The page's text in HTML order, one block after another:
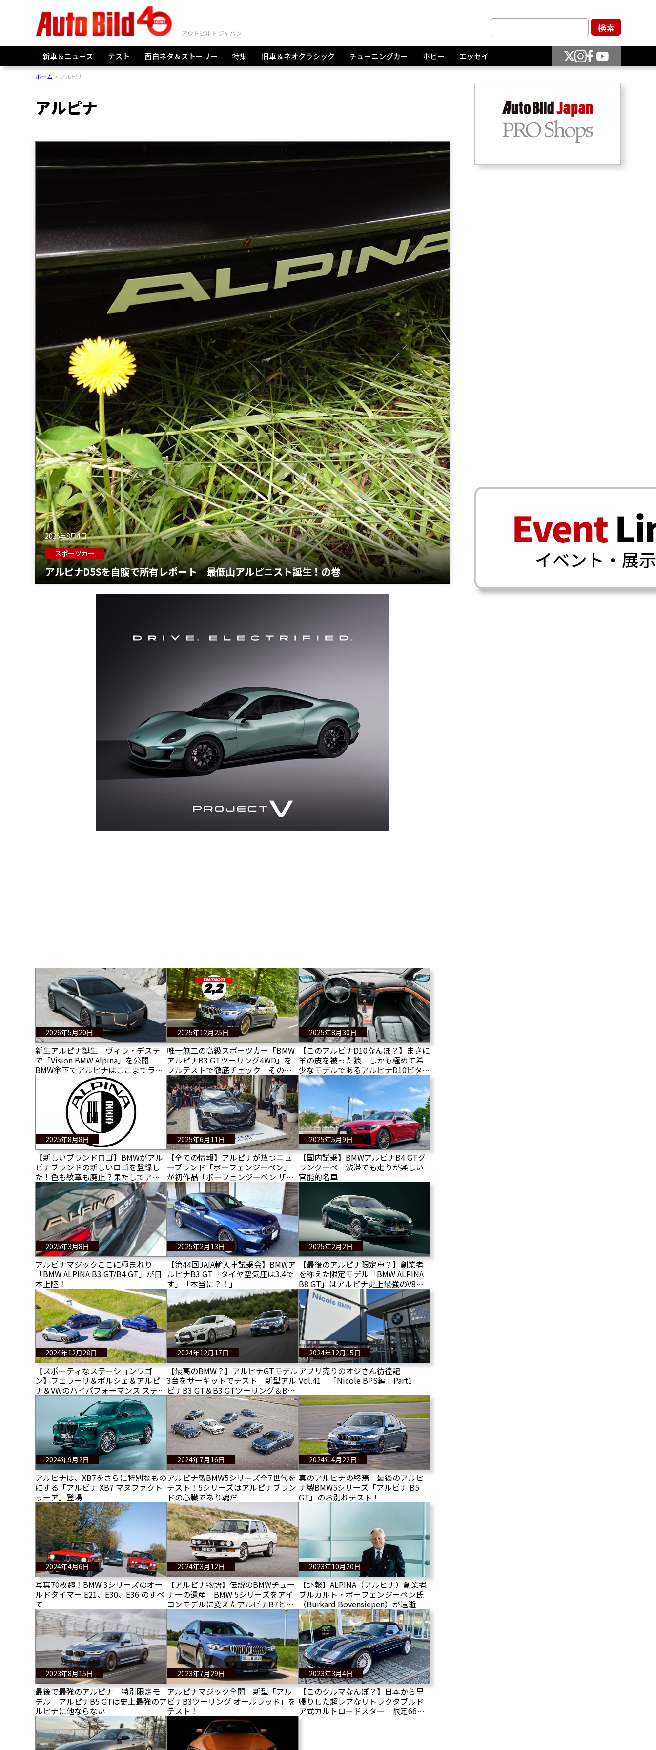
新車＆ニュース テスト 面白ネタ＆ストーリー 特集 旧車＆ネオクラシック チューニングカー ホビー エッセイ
ホーム アルピナ
アルピナ
2026年8月4日
スポーツカー
アルピナD5Sを自腹で所有レポート 最低山アルピニスト誕生！の巻
2026年5月20日
新生アルピナ誕生 ヴィラ・デステ
で「Vision BMW Alpina」を公開
BMW傘下でアルピナはここまでラグ
ジュアリーになる
2025年12月25日
唯一無二の高級スポーツカー「BMW
アルピナB3 GTツーリング4WD」を
フルテストで徹底チェック その性
能とは？
2025年8月30日
【このアルピナD10なんぼ？】まさに
羊の皮を被った狼 しかも極めて希
少なモデルであるアルピナD10ビター
ボが手頃な価格で発売中
2025年8月8日
【新しいブランドロゴ】BMWがアル
ピナブランドの新しいロゴを登録し
た！色も紋章も廃止？果たしてアル
ピナオーナーやファンの反応やいか
に？
2025年6月11日
【全ての情報】アルピナが放つニュ
ーブランド「ボーフェンジーペン」
が初作品「ボーフェンジーペン ザガ
ート」を発表！
2025年5月9日
【国内試乗】BMWアルピナB4 GTグ
ランクーペ 渋滞でも走りが楽しい
官能的名車
2025年3月8日
アルピナマジックここに極まれり
「BMW ALPINA B3 GT/B4 GT」が日
本上陸！
2025年2月13日
【第44回JAIA輸入車試乗会】BMWア
ルピナB3 GT「タイヤ空気圧は3.4で
す」「本当に？！」
2025年2月2日
【最後のアルピナ限定車？】創業者
を称えた限定モデル「BMW ALPINA
B8 GT」はアルピナ史上最強のV8を
搭載
2024年12月28日
【スポーティなステーションワゴ
ン】フェラーリ＆ポルシェ＆アルピ
ナ＆VWのハイパフォーマンス ステー
ションワゴンとは？
2024年12月17日
【最高のBMW？】アルピナGTモデル
3台をサーキットでテスト 新型アル
ピナB3 GT＆B3 GTツーリング＆B4
GT
2024年12月15日
アプリ売りのオジさん彷徨記
Vol.41 「Nicole BPS編」Part1
2024年9月2日
アルピナは、XB7をさらに特別なもの
にする「アルピナ XB7 マヌファクト
ゥーア」登場
2024年7月16日
アルピナ製BMW5シリーズ全7世代を
テスト！5シリーズはアルピナブラン
ドの心臓であり魂だ
2024年4月22日
真のアルピナの終焉 最後のアルピ
ナ製BMW5シリーズ「アルピナ B5
GT」のお別れテスト！
2024年4月6日
写真70枚超！BMW 3シリーズのオー
ルドタイマー E21、E30、E36 のすべ
て
2024年3月12日
【アルピナ物語】伝説のBMWチュー
ナーの遺産 BMW 5シリーズをアイ
コンモデルに変えたアルピナB7と
B10とは？
2023年10月20日
【訃報】ALPINA（アルピナ）創業者
ブルカルト・ボーフェンジーペン氏
（Burkard Bovensiepen）が遠逝
2023年8月15日
最後で最強のアルピナ 特別限定モ
デル アルピナB5 GTは史上最強のア
ルピナに他ならない
2023年7月29日
アルピナマジック全開 新型「アル
ピナB3ツーリング オールラッド」を
テスト！
2023年3月4日
【このクルマなんぼ？】日本から里
帰りした超レアなリトラクタブルド
ア式カルトロードスター 限定66台
のアルピナ製BMW Z1販売中！